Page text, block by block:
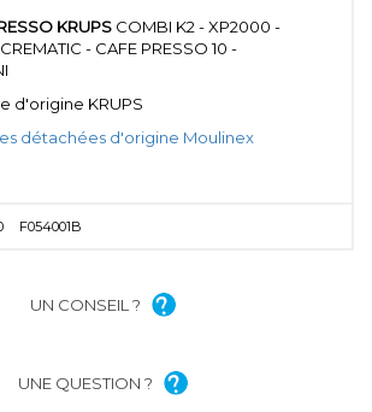
KRUPS COMBI K2 - XP2000 -
- CAFE PRESSO 10 -
d'origine KRUPS
détachées d'origine Moulinex
F054001B
UN CONSEIL ?
UNE QUESTION ?